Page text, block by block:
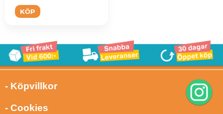
KÖP
- Köpvillkor
- Cookies